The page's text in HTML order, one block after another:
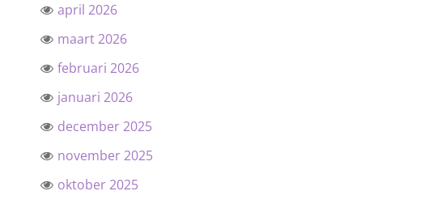
april 2026
maart 2026
februari 2026
januari 2026
december 2025
november 2025
oktober 2025